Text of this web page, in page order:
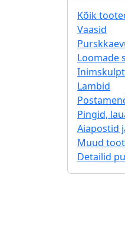
Kõik
Vaasid
Loomade
Lambid
Pingid,
Aiapostid
Muud
Detailid